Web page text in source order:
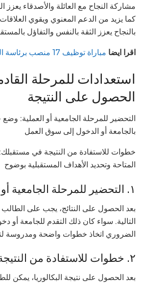
مشاركة النجاح مع العائلة والأصدقاء يعزز
كما يزيد من الدعم المعنوي ويقوي العلاقات
بالنجاح يعزز الثقة بالنفس والتفاؤل
اقرا ايضا مباراة توظيف 17 منصب برئاسة الحكومة 2024
استعدادات للمرحلة
الحصول على النتيجة
التحضير للمرحلة الجامعية أو العملية:
بالجامعة أو الدخول إلى سوق العمل
خطوات للاستفادة من النتيجة في مستقبلك:
المتاحة وتحديد الأهداف المستقبلية بوضوح
١. التحضير للمرحلة الجامعية أو العملية
بعد الحصول على النتائج، يجب على
التالية. سواء كان ذلك التقدم للجامعة
الضروري اتخاذ خطوات واضحة ومدروسة
٢. خطوات للاستفادة من النتيجة في مستقبلك
بعد الحصول على نتيجة البكالوريا، يمكن